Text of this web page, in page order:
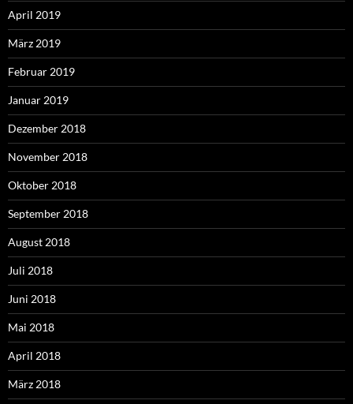
April 2019
März 2019
Februar 2019
Januar 2019
Dezember 2018
November 2018
Oktober 2018
September 2018
August 2018
Juli 2018
Juni 2018
Mai 2018
April 2018
März 2018